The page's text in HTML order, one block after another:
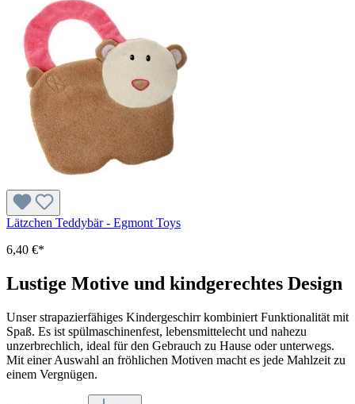
Lätzchen Teddybär - Egmont Toys
6,40 €*
Lustige Motive und kindgerechtes Design
Unser strapazierfähiges Kindergeschirr kombiniert Funktionalität mit
Spaß. Es ist spülmaschinenfest, lebensmittelecht und nahezu
unzerbrechlich, ideal für den Gebrauch zu Hause oder unterwegs.
Mit einer Auswahl an fröhlichen Motiven macht es jede Mahlzeit zu
einem Vergnügen.